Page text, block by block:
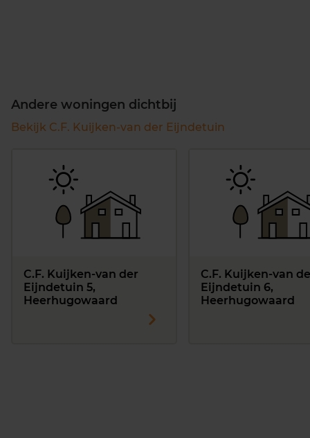
Andere woningen dichtbij
Bekijk C.F. Kuijken-van der Eijndetuin
C.F. Kuijken-van der
Eijndetuin 5,
Heerhugowaard
C.F. Kuijken-van
Eijndetuin 6,
Heerhugowaard